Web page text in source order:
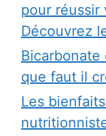
pour réussir
Découvrez
que faut il
Les